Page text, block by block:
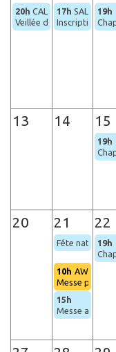
20h CAL
Veillée de prière
17h SAL
Inscription
19h
13 14 15
19h
20 21 22
Fête nationale
19h
10h AW
Messe
15h
Messe au